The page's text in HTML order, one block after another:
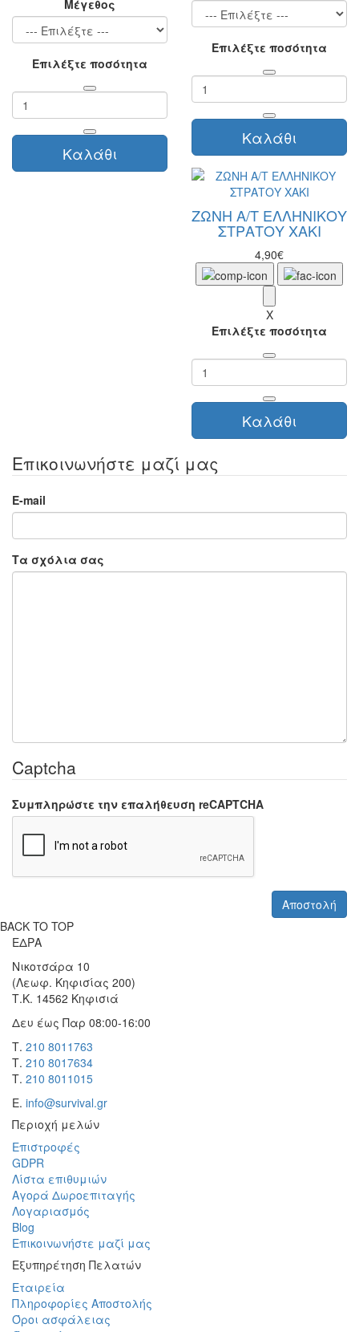
Μέγεθος
Επιλέξτε ποσότητα
Καλάθι
Επιλέξτε ποσότητα
Καλάθι
ΖΩΝΗ Α/Τ ΕΛΛΗΝΙΚΟΥ
ΣΤΡΑΤΟΥ ΧΑΚΙ
4,90€
X
Επιλέξτε ποσότητα
Καλάθι
Επικοινωνήστε μαζί μας
E-mail
Τα σχόλια σας
Captcha
Συμπληρώστε την επαλήθευση reCAPTCHA
BACK TO TOP
ΕΔΡΑ
Νικοτσάρα 10
(Λεωφ. Κηφισίας 200)
Τ.Κ. 14562 Κηφισιά
Δευ έως Παρ 08:00-16:00
Τ. 210 8011763
Τ. 210 8017634
Τ. 210 8011015
Ε. info@survival.gr
Περιοχή μελών
Επιστροφές
GDPR
Λίστα επιθυμιών
Αγορά Δωροεπιταγής
Λογαριασμός
Blog
Επικοινωνήστε μαζί μας
Εξυπηρέτηση Πελατών
Εταιρεία
Πληροφορίες Αποστολής
Όροι ασφάλειας